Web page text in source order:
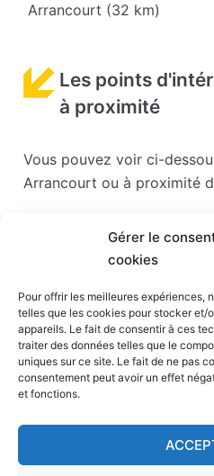
Gérer le
cookies
Pour offrir les meilleures expériences,
telles que les cookies pour stocker et/
appareils. Le fait de consentir à ces
traiter des données telles que le
uniques sur ce site. Le fait de ne pas
consentement peut avoir un effet
et fonctions.
Arrancourt (32 km)
Les points
à proximité
Vous pouvez voir ci-
Arrancourt ou à proximité
desservis en matière de
sur l'un des liens ci-
sur l'accessibilité en taxi et
stations de taxis du point
Parc Babyland(24 km)
Parc France miniature
Parc des expositions